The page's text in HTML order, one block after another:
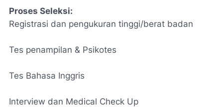
Proses Seleksi:
Registrasi dan pengukuran tinggi/berat badan
Tes penampilan & Psikotes
Tes Bahasa Inggris
Interview dan Medical Check Up